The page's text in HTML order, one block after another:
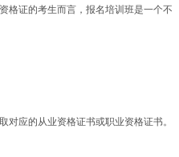
格证的考生而言，报名培训班是一个不
应的从业资格证书或职业资格证书。